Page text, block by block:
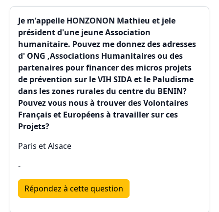
Je m'appelle HONZONON Mathieu et jele
président d'une jeune Association
humanitaire. Pouvez me donnez des adresses
d' ONG ,Associations Humanitaires ou des
partenaires pour financer des micros projets
de prévention sur le VIH SIDA et le Paludisme
dans les zones rurales du centre du BENIN?
Pouvez vous nous à trouver des Volontaires
Français et Européens à travailler sur ces
Projets?
Paris et Alsace
-
Répondez à cette question